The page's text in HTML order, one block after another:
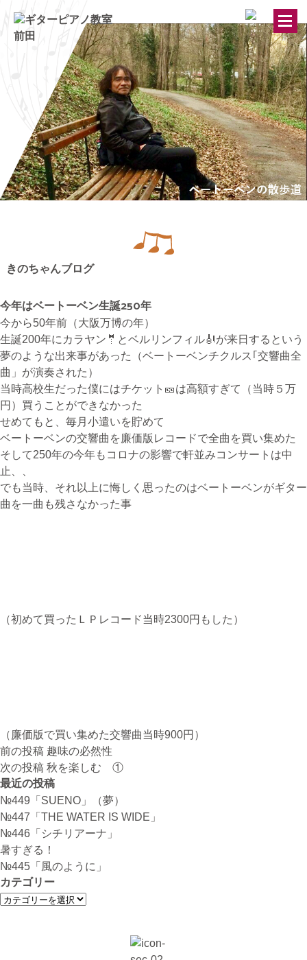
トップページ
ギター・ウクレレ教室
ピアノ教室
講師紹介
きのちゃんブログ
桂のブログ
無料体験・お問合せ
ギター･ウクレレ教室について
TEL
073-454-9137
090-4764-9331
きのちゃんブログ
今年はベートーベン生誕250年
今から50年前（大阪万博の年）
生誕200年にカラヤン🤵とベルリンフィル🎻が来日するという
夢のような出来事があった（ベートーベンチクルス｢交響曲全
曲」が演奏された）
当時高校生だった僕にはチケット🎫は高額すぎて（当時５万
円）買うことができなかった
せめてもと、毎月小遣いを貯めて
ベートーベンの交響曲を廉価版レコードで全曲を買い集めた
そして250年の今年もコロナの影響で軒並みコンサートは中
止、、
でも当時、それ以上に悔しく思ったのはベートーベンがギター
曲を一曲も残さなかった事
（初めて買ったＬＰレコード当時2300円もした）
（廉価版で買い集めた交響曲当時900円）
投
稿
ナ
ビ
ゲ
ー
シ
ョ
ン
前の投稿 趣味の必然性
次の投稿 秋を楽しむ ①
最近の投稿
№449「SUENO」（夢）
№447「THE WATER IS WIDE」
№446「シチリアーナ」
暑すぎる！
№445「風のように」
カテゴリー
カ